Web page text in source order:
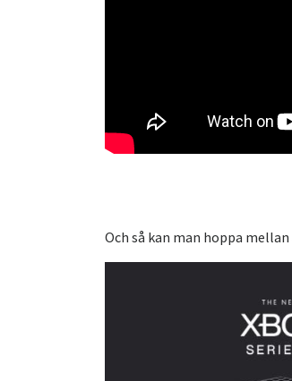
Och så kan man hoppa mellan